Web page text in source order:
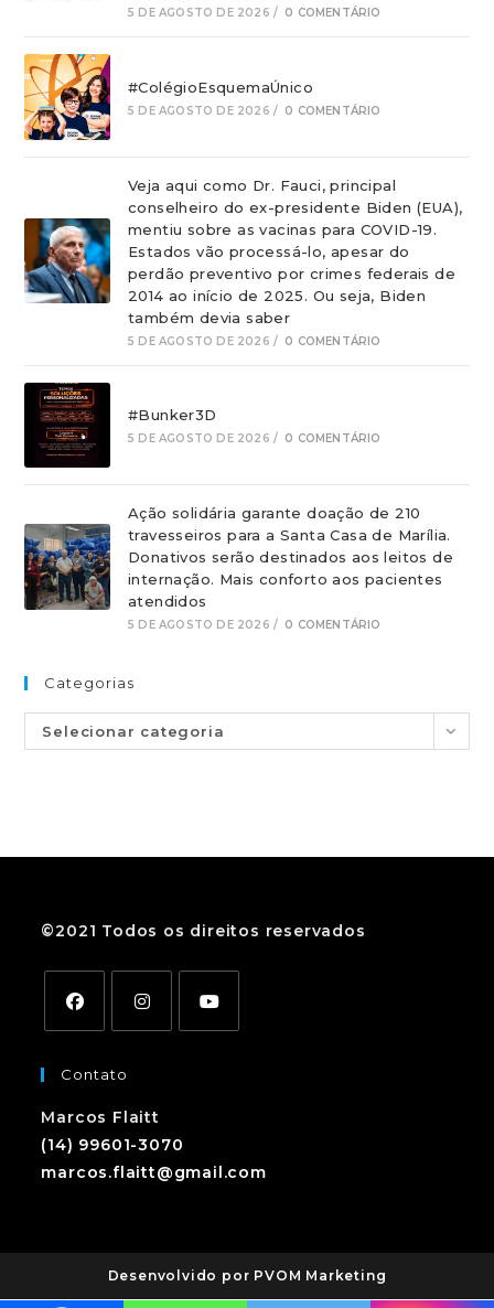
5 DE AGOSTO DE 2026 / 0 COMENTÁRIO
#ColégioEsquemaÚnico
5 DE AGOSTO DE 2026 / 0 COMENTÁRIO
Veja aqui como Dr. Fauci, principal
conselheiro do ex-presidente Biden (EUA),
mentiu sobre as vacinas para COVID-19.
Estados vão processá-lo, apesar do
perdão preventivo por crimes federais de
2014 ao início de 2025. Ou seja, Biden
também devia saber
5 DE AGOSTO DE 2026 / 0 COMENTÁRIO
#Bunker3D
5 DE AGOSTO DE 2026 / 0 COMENTÁRIO
Ação solidária garante doação de 210
travesseiros para a Santa Casa de Marília.
Donativos serão destinados aos leitos de
internação. Mais conforto aos pacientes
atendidos
5 DE AGOSTO DE 2026 / 0 COMENTÁRIO
Categorias
Selecionar categoria
©2021 Todos os direitos reservados
Contato
Marcos Flaitt
(14) 99601-3070
marcos.flaitt@gmail.com
Desenvolvido por PVOM Marketing